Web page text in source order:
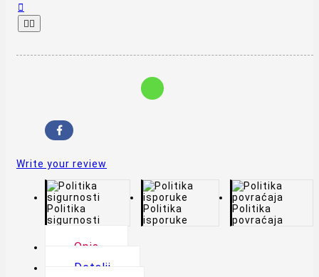

 
Write your review
Politika
sigurnosti
Politika
isporuke
Politika
povraćaja
Opis
Detalji